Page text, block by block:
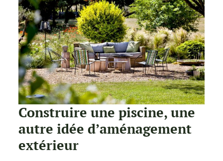
Construire une piscine, une
autre idée d’aménagement
extérieur